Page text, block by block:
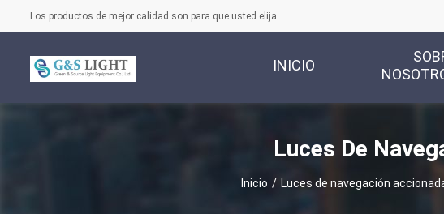
Los productos de mejor calidad son para que usted elija
INICIO
Luces De
Inicio / Luces de navegación